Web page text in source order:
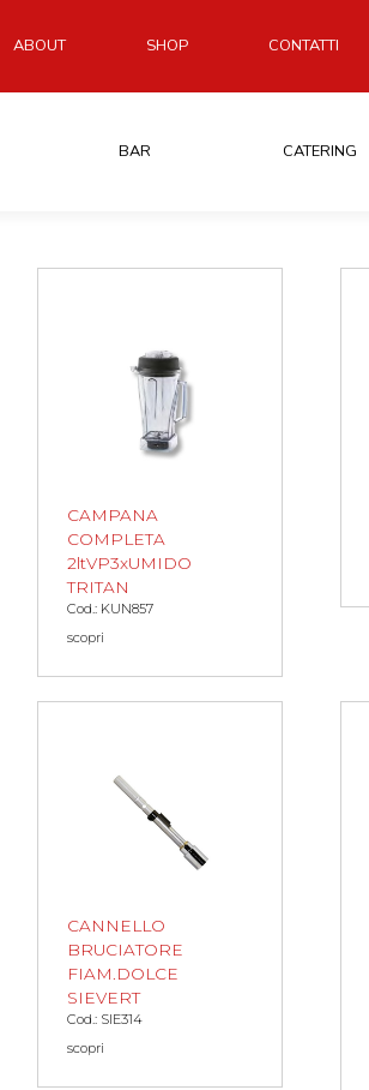
ABOUT SHOP CONTATTI
BAR CATERING
CAMPANA
COMPLETA
2ltVP3xUMIDO
TRITAN
Cod.: KUN857
scopri
CANNELLO
BRUCIATORE
FIAM.DOLCE
SIEVERT
Cod.: SIE314
scopri